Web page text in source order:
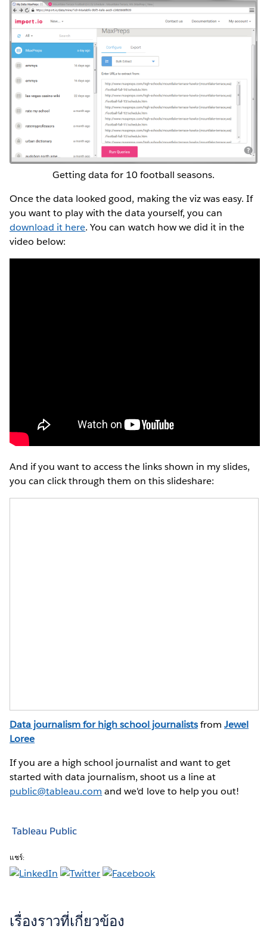
Getting data for 10 football seasons.
Once the data looked good, making the viz was easy. If
you want to play with the data yourself, you can
download it here. You can watch how we did it in the
video below:
And if you want to access the links shown in my slides,
you can click through them on this slideshare:
Data journalism for high school journalistsfrom Jewel
Loree
If you are a high school journalist and want to get
started with data journalism, shoot us a line at
public@tableau.com and we'd love to help you out!
Tableau Public
แชร์:
เรื่องราวที่เกี่ยวข้อง